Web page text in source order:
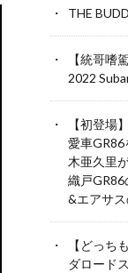
THE
【統哥嗜
2022
【初登場
愛車
木亜久里
織戸GR86
&エアサ
【どっち
ダロード